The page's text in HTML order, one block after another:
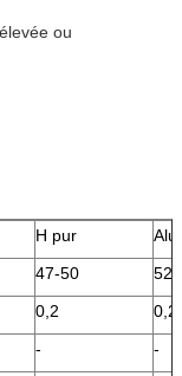
ou
H pur
47-50
52-
0,2
0,2
-
-